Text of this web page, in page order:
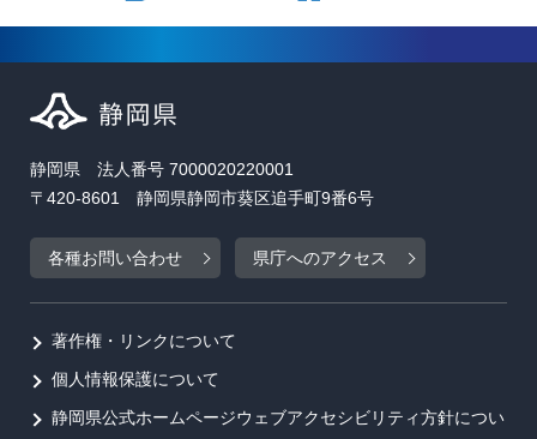
静岡県 法人番号 7000020220001
〒420-8601 静岡県静岡市葵区追手町9番6号
各種お問い合わせ 県庁へのアクセス
著作権・リンクについて
個人情報保護について
静岡県公式ホームページウェブアクセシビリティ方針につい